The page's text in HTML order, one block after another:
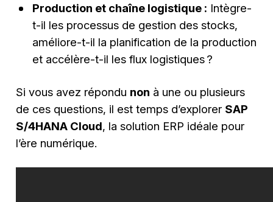
Production et chaîne logistique : Intègre-
t-il les processus de gestion des stocks,
améliore-t-il la planification de la production
et accélère-t-il les flux logistiques ?
Si vous avez répondu non à une ou plusieurs
de ces questions, il est temps d’explorer SAP
S/4HANA Cloud, la solution ERP idéale pour
l’ère numérique.